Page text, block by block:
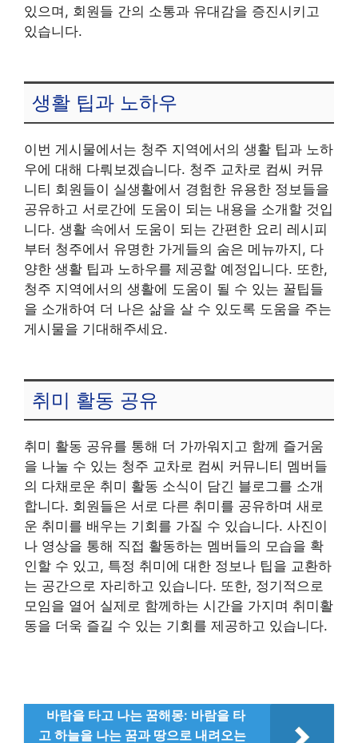
있으며, 회원들 간의 소통과 유대감을 증진시키고
있습니다.
생활 팁과 노하우
이번 게시물에서는 청주 지역에서의 생활 팁과 노하
우에 대해 다뤄보겠습니다. 청주 교차로 컴씨 커뮤
니티 회원들이 실생활에서 경험한 유용한 정보들을
공유하고 서로간에 도움이 되는 내용을 소개할 것입
니다. 생활 속에서 도움이 되는 간편한 요리 레시피
부터 청주에서 유명한 가게들의 숨은 메뉴까지, 다
양한 생활 팁과 노하우를 제공할 예정입니다. 또한,
청주 지역에서의 생활에 도움이 될 수 있는 꿀팁들
을 소개하여 더 나은 삶을 살 수 있도록 도움을 주는
게시물을 기대해주세요.
취미 활동 공유
취미 활동 공유를 통해 더 가까워지고 함께 즐거움
을 나눌 수 있는 청주 교차로 컴씨 커뮤니티 멤버들
의 다채로운 취미 활동 소식이 담긴 블로그를 소개
합니다. 회원들은 서로 다른 취미를 공유하며 새로
운 취미를 배우는 기회를 가질 수 있습니다. 사진이
나 영상을 통해 직접 활동하는 멤버들의 모습을 확
인할 수 있고, 특정 취미에 대한 정보나 팁을 교환하
는 공간으로 자리하고 있습니다. 또한, 정기적으로
모임을 열어 실제로 함께하는 시간을 가지며 취미활
동을 더욱 즐길 수 있는 기회를 제공하고 있습니다.
바람을 타고 나는 꿈해몽: 바람을 타
고 하늘을 나는 꿈과 땅으로 내려오는